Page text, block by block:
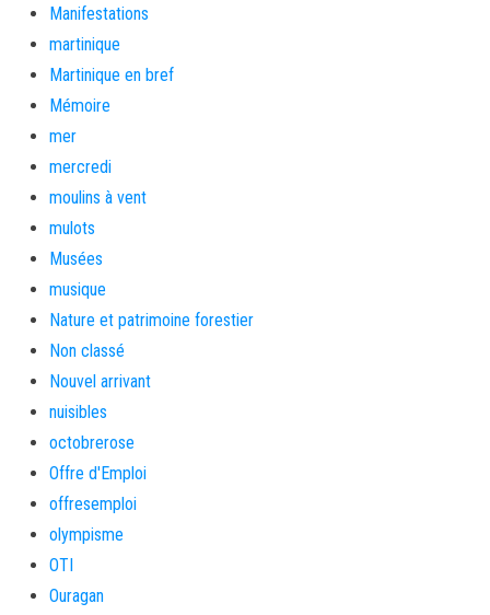
Manifestations
martinique
Martinique en bref
Mémoire
mer
mercredi
moulins à vent
mulots
Musées
musique
Nature et patrimoine forestier
Non classé
Nouvel arrivant
nuisibles
octobrerose
Offre d'Emploi
offresemploi
olympisme
OTI
Ouragan